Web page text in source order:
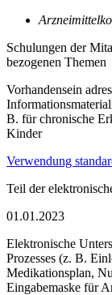
Schulungen der
bezogenen Themen
Vorhandensein
B. für chronische
Kinder
Verwendung
Teil der
01.01.2023
Elektronische
Prozesses (z. B.
Medikationsplan,
Eingabemaske für